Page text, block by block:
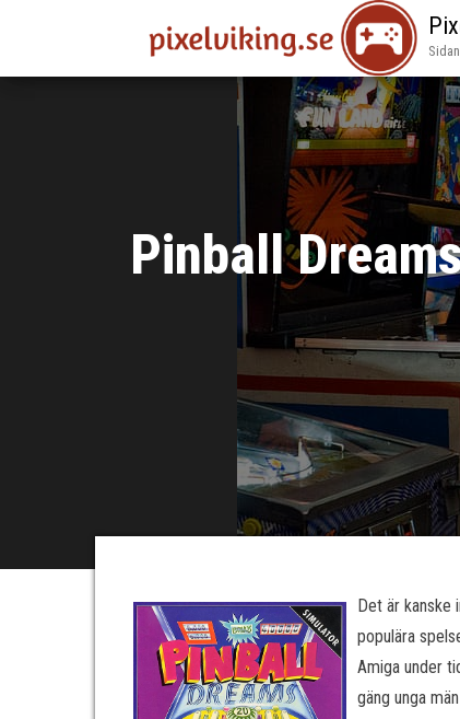
Pinball
Det är kanske
populära
Amiga under
gäng unga